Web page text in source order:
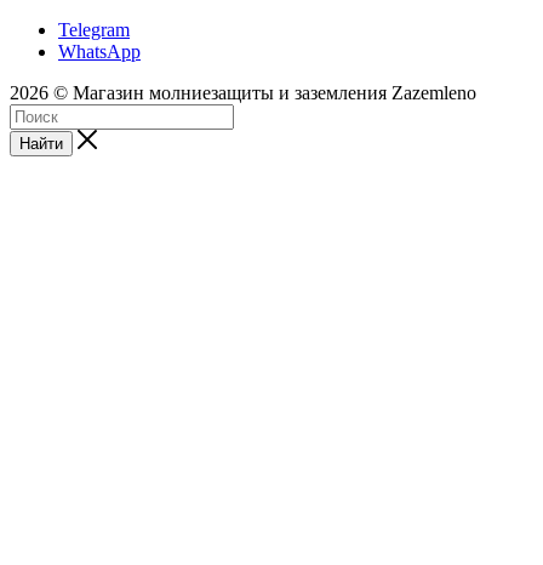
Telegram
WhatsApp
2026 © Магазин молниезащиты и заземления Zazemleno
Найти